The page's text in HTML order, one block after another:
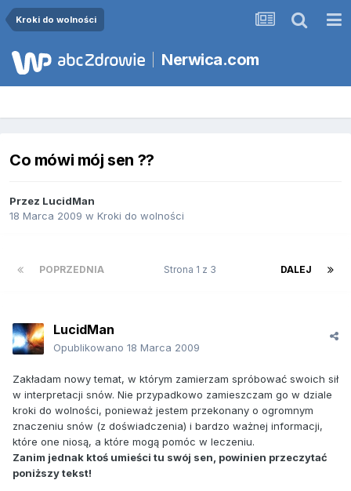
Kroki do wolności
Nerwica.com
Co mówi mój sen ??
Przez LucidMan
18 Marca 2009 w Kroki do wolności
POPRZEDNIA DALEJ
Strona 1 z 3
LucidMan
Opublikowano 18 Marca 2009
Zakładam nowy temat, w którym zamierzam spróbować swoich sił
w interpretacji snów. Nie przypadkowo zamieszczam go w dziale
kroki do wolności, ponieważ jestem przekonany o ogromnym
znaczeniu snów (z doświadczenia) i bardzo ważnej informacji,
które one niosą, a które mogą pomóc w leczeniu.
Zanim jednak ktoś umieści tu swój sen, powinien przeczytać
poniższy tekst!